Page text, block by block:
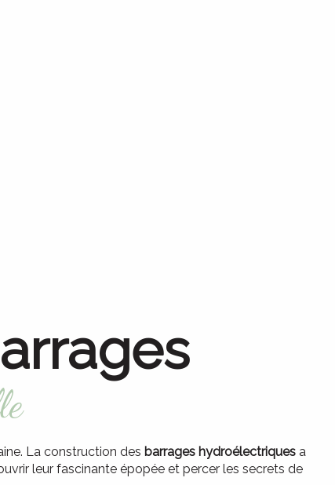
La construction des barrages hydroélectriquesa
leur fascinante épopée et percer les secrets de